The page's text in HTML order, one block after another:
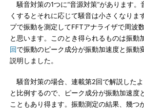
騒音対策の1つに“音源対策”があります。
くするとそれに応じて騒音は小さくなりま
プで振動を測定してFFTアナライザで周波
と思います。このとき得られるものは振動
回で振動のピーク成分が振動加速度と振動
説明しました。
騒音対策の場合、連載第2回で解説した
と比例するので、ピーク成分が振動加速度
こともあり得ます。振動測定の結果、幾つ